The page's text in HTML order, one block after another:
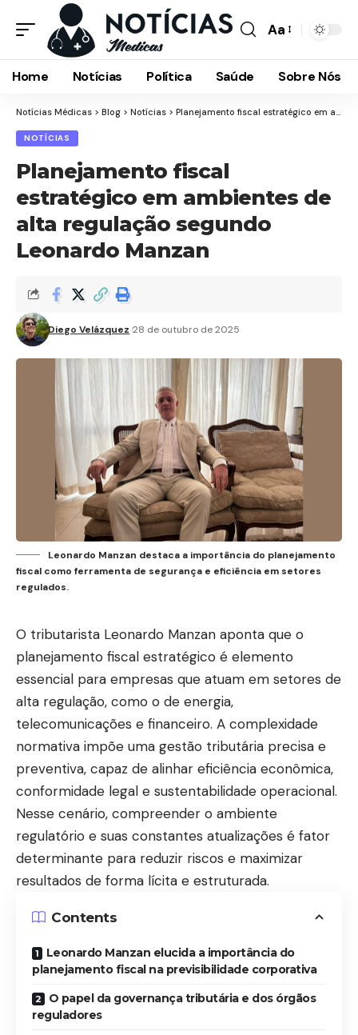
Font
Resizer
Aa
Home Notícias Política Saúde Sobre Nós
Notícias Médicas > Blog > Notícias > Planejamento fiscal estratégico em ambientes de alta regulação segundo Leonardo Manzan
NOTÍCIAS
Planejamento fiscal
estratégico em ambientes de
alta regulação segundo
Leonardo Manzan
Diego Velázquez 28 de outubro de 2025
Leonardo Manzan destaca a importância do planejamento
fiscal como ferramenta de segurança e eficiência em setores
regulados.
O tributarista Leonardo Manzan aponta que o
planejamento fiscal estratégico é elemento
essencial para empresas que atuam em setores de
alta regulação, como o de energia,
telecomunicações e financeiro. A complexidade
normativa impõe uma gestão tributária precisa e
preventiva, capaz de alinhar eficiência econômica,
conformidade legal e sustentabilidade operacional.
Nesse cenário, compreender o ambiente
regulatório e suas constantes atualizações é fator
determinante para reduzir riscos e maximizar
resultados de forma lícita e estruturada.
Contents
Leonardo Manzan elucida a importância do
planejamento fiscal na previsibilidade corporativa
O papel da governança tributária e dos órgãos
reguladores